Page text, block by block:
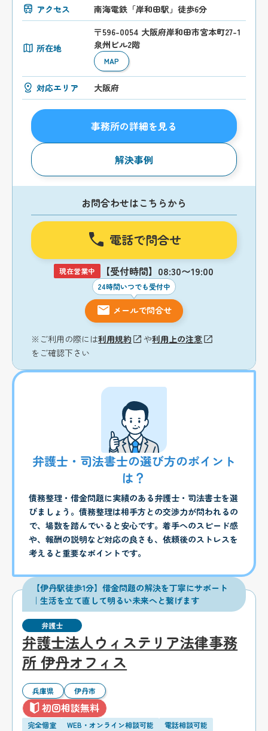
アクセス 南海電鉄「岸和田駅」徒歩6分
所在地
〒596-0054 大阪府岸和田市宮本町27-1
泉州ビル2階
MAP
対応エリア 大阪府
事務所の詳細を見る
解決事例
お問合わせはこちらから
電話で問合せ
現在営業中 【受付時間】08:30〜19:00
24時間いつでも受付中
メールで問合せ
※ご利用の際には利用規約 や利用上の注意
をご確認下さい
弁護士・司法書士の選び方のポイント
は？
債務整理・借金問題に実績のある弁護士・司法書士を選
びましょう。債務整理は相手方との交渉力が問われるの
で、場数を踏んでいると安心です。着手へのスピード感
や、報酬の説明など対応の良さも、依頼後のストレスを
考えると重要なポイントです。
【伊丹駅徒歩1分】借金問題の解決を丁寧にサポート
｜生活を立て直して明るい未来へと繋げます
弁護士
弁護士法人ウィステリア法律事務
所 伊丹オフィス
兵庫県 伊丹市
初回相談無料
完全個室 WEB・オンライン相談可能
電話相談可能